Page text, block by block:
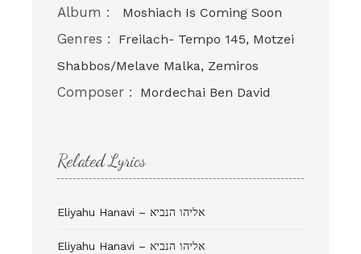
Album : Moshiach Is Coming Soon
Genres :
Freilach- Tempo 145, Motzei
Shabbos/Melave Malka, Zemiros
Composer : Mordechai Ben David
Related Lyrics
Eliyahu Hanavi – אליהו הנביא
Eliyahu Hanavi – אליהו הנביא